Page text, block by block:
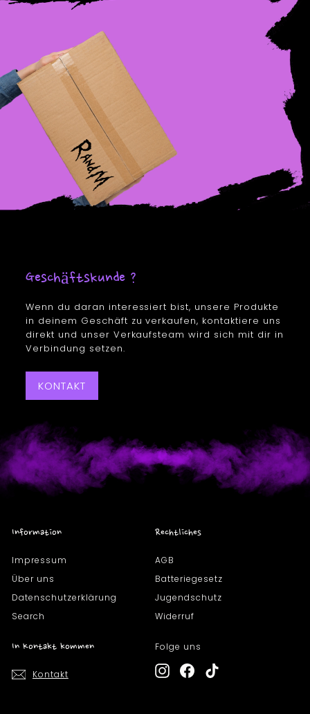
Geschäftskunde ?
Wenn du daran interessiert bist, unsere Produkte
in deinem Geschäft zu verkaufen, kontaktiere uns
direkt und unser Verkaufsteam wird sich mit dir in
Verbindung setzen.
KONTAKT
Information
Impressum
Über uns
Datenschutzerklärung
Search
Rechtliches
AGB
Batteriegesetz
Jugendschutz
Widerruf
In Kontakt kommen
Kontakt
Folge uns
Instagram
Facebook